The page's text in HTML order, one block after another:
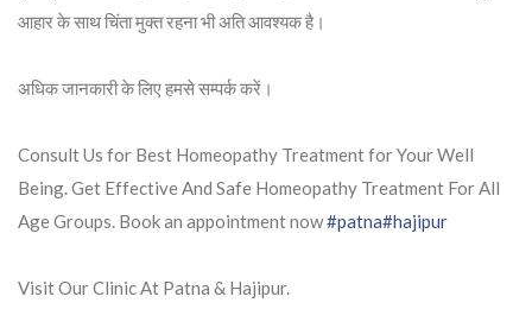
आहार के साथ चिंता मुक्त रहना भी अति आवश्यक है।
अधिक जानकारी के लिए हमसे सम्पर्क करें।
Consult Us for Best Homeopathy Treatment for Your Well
Being. Get Effective And Safe Homeopathy Treatment For All
Age Groups. Book an appointment now#patna#hajipur
Visit Our Clinic At Patna & Hajipur.